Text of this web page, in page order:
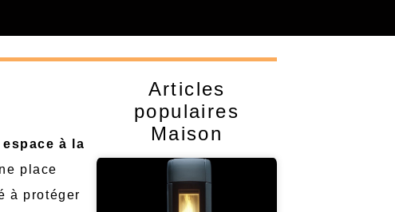
espace à la
place
à protéger
Articles
populaires
Maison